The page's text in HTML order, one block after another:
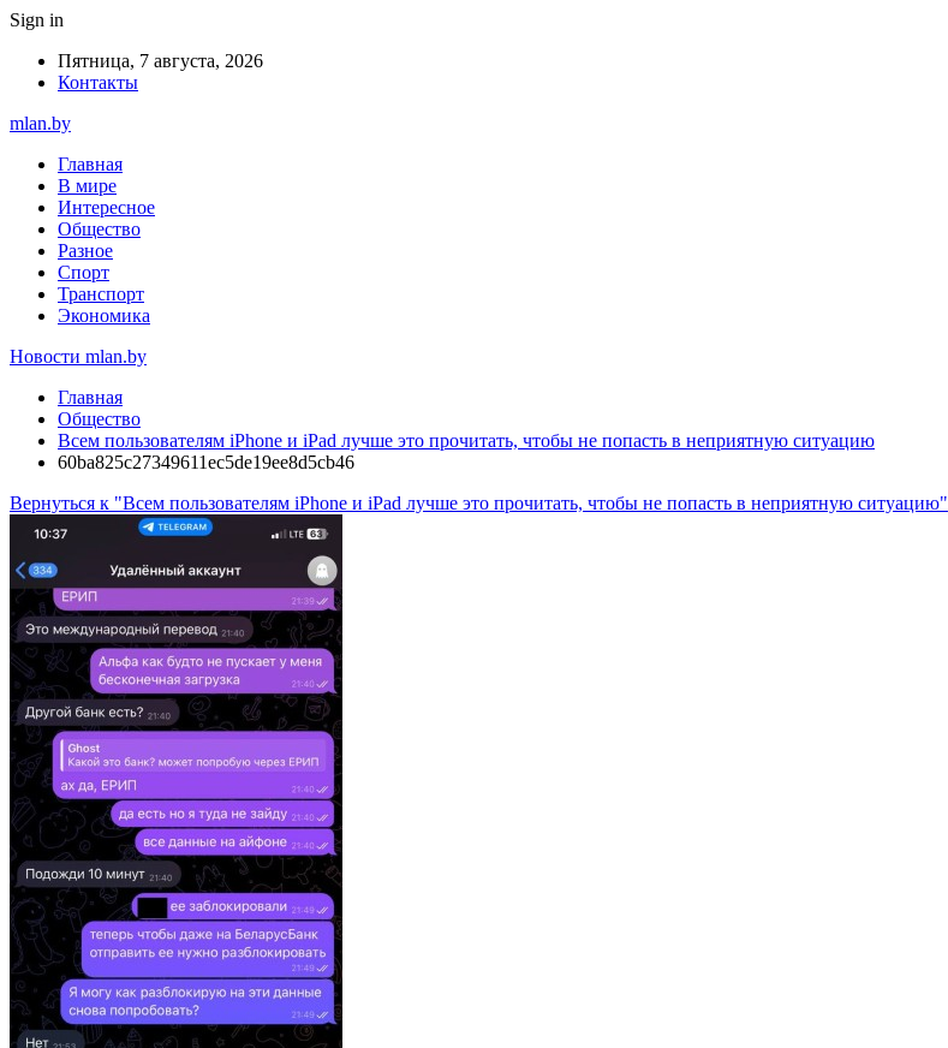
Sign in
Пятница, 7 августа, 2026
Контакты
mlan.by
Главная
В мире
Интересное
Общество
Разное
Спорт
Транспорт
Экономика
Новости mlan.by
Главная
Общество
Всем пользователям iPhone и iPad лучше это прочитать, чтобы не попасть в неприятную ситуацию
60ba825c27349611ec5de19ee8d5cb46
Вернуться к "Всем пользователям iPhone и iPad лучше это прочитать, чтобы не попасть в неприятную ситуацию"